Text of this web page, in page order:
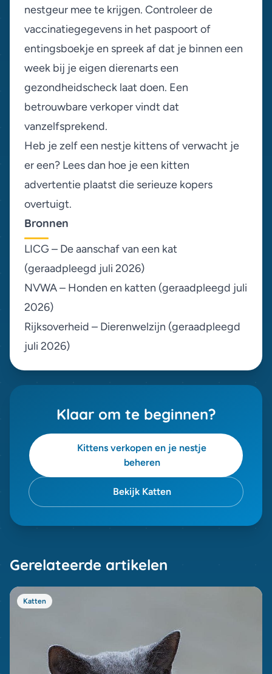
nestgeur mee te krijgen. Controleer de
vaccinatiegegevens in het paspoort of
entingsboekje en spreek af dat je binnen een
week bij je eigen dierenarts een
gezondheidscheck laat doen. Een
betrouwbare verkoper vindt dat
vanzelfsprekend.
Heb je zelf een nestje kittens of verwacht je
er een? Lees dan hoe je een kitten
advertentie plaatst die serieuze kopers
overtuigt.
Bronnen
LICG – De aanschaf van een kat
(geraadpleegd juli 2026)
NVWA – Honden en katten (geraadpleegd juli
2026)
Rijksoverheid – Dierenwelzijn (geraadpleegd
juli 2026)
Klaar om te beginnen?
Kittens verkopen en je nestje
beheren
Bekijk Katten
Gerelateerde artikelen
Katten